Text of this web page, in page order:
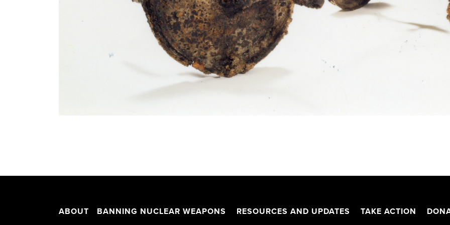
ABOUT BANNING NUCLEAR WEAPONS RESOURCES AND UPDATES TAKE ACTION